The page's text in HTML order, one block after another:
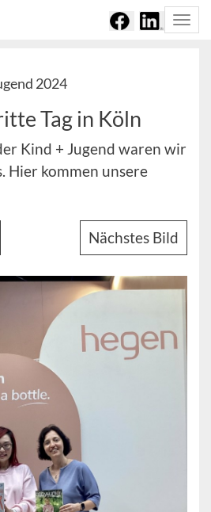
2024
Tag in Köln
Kind + Jugend waren wir
Hier kommen unsere
Nächstes Bild